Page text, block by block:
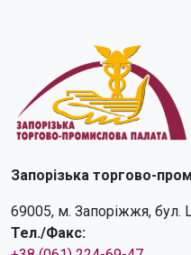
Запорізька торгово-
69005, м. Запоріжжя, бул.
Тел./Факс: